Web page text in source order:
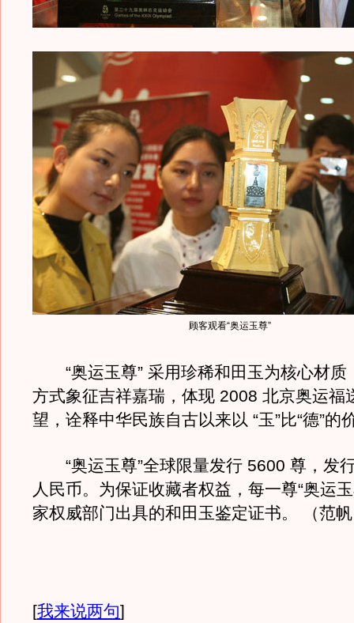
顾客观看“奥运玉尊”
“奥运玉尊” 采用珍稀和田玉为核心材质
方式象征吉祥嘉瑞，体现 2008 北京奥运福
望，诠释中华民族自古以来以 “玉”比“德”的
“奥运玉尊”全球限量发行 5600 尊，发
人民币。为保证收藏者权益，每一尊“奥运
家权威部门出具的和田玉鉴定证书。 （范
[我来说两句]